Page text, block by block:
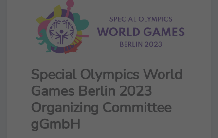
Special Olympics World
Games Berlin 2023
Organizing Committee
gGmbH